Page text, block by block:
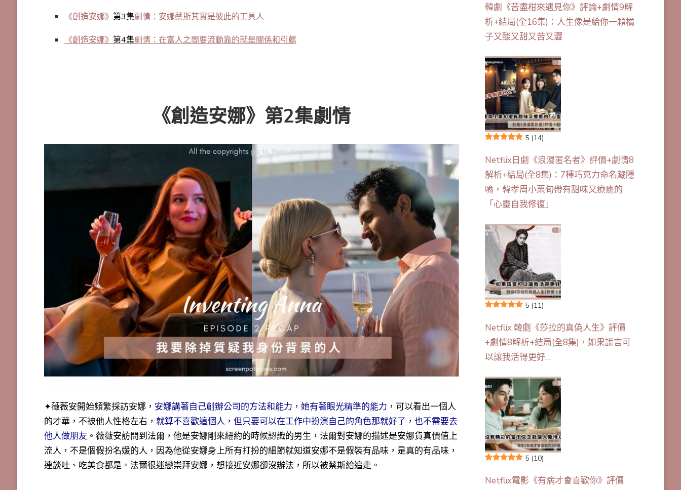
《創造安娜》 第3集劇情：安娜蔡斯其實是彼此的工具人
《創造安娜》 第4集劇情：在富人之間要流動靠的就是關係和引薦
《創造安娜》第2集劇情
✦薇薇安開始頻繁採訪安娜， 安娜講著自己創辦公司的方法和能力，她有著眼光精準的能力 ，可以看出一個人
的才華，不被他人性格左右， 就算不喜歡這個人，但只要可以在工作中扮演自己的角色那就好了，也不需要去
他人做朋友 。薇薇安訪問到法爾，他是安娜剛來紐約的時候認識的男生， 法爾對安娜的描述是安娜貨真價值上
流人，不是個假扮名媛的人 ，因為他從安娜身上所有打扮的細節就知道安娜不是假裝有品味，是真的有品味，
連談吐、吃美食都是。法爾很迷戀崇拜安娜，想接近安娜卻沒辦法，所以被蔡斯給追走。
韓劇《苦盡柑來遇見你》評論+劇情9解
析+結局(全16集)：人生像是給你一顆橘
子又酸又甜又苦又澀
5 (14)
Netflix日劇《浪漫匿名者》評價+劇情8
解析+結局(全8集)：7種巧克力命名藏隱
喻，韓孝周小栗旬帶有甜味又療癒的
「心靈自我修復」
5 (11)
Netflix 韓劇《莎拉的真偽人生》評價
+劇情8解析+結局(全8集)，如果謊言可
以讓我活得更好…
5 (10)
Netflix電影《有病才會喜歡你》評價